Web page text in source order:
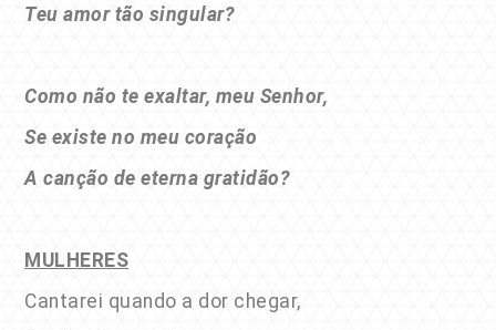
Teu amor tão singular?
Como não te exaltar, meu Senhor,
Se existe no meu coração
A canção de eterna gratidão?
MULHERES
Cantarei quando a dor chegar,